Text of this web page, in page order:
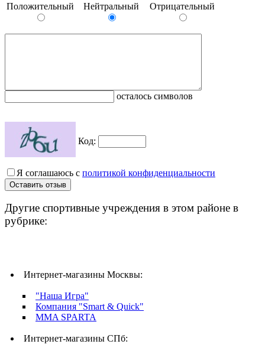
Положительный Нейтральный Отрицательный
осталось символов
Код:
Я соглашаюсь с политикой конфиденциальности
Другие спортивные учреждения в этом районе в
рубрике:
Интернет-магазины Москвы:
"Наша Игра"
Компания "Smart & Quick"
MMA SPARTA
Интернет-магазины СПб: